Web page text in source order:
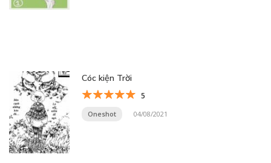
Cóc kiện Trời
5
Oneshot 04/08/2021